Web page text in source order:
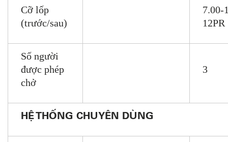
Cỡ lốp
(trước/sau)
7.00-
12PR
Số người
được phép
chở
3
HỆ THỐNG CHUYÊN DÙNG